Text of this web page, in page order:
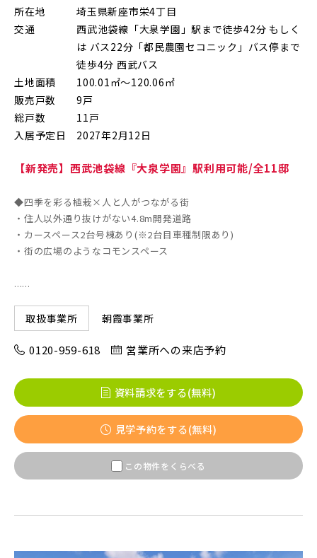
朝霞市(1)
志木市(0)
和光市(1)
新座市(2)
桶川市(2)
富士見市(0)
蓮田市(1)
白岡市(0)
埼玉・東部エリア(16)
春日部市(5) 草加市(0)
三郷市(2)
幸手市(0) 吉川市(0)
市川市(4) 船橋市(8)
八千代市(1)
鎌ケ谷市(2)
浦安市(0)
白井市(0)
千葉市(2)
千葉・常磐エリア(16)
松戸市(4)
野田市(1)
所在地
埼玉県新座市栄4丁目
交通
西武池袋線「大泉学園」駅まで徒歩42分 もしく
は バス22分「都民農園セコニック」バス停まで
徒歩4分 西武バス
土地面積
100.01㎡～120.06㎡
販売戸数
9戸
総戸数
11戸
入居予定日
2027年2月12日
【新発売】西武池袋線『大泉学園』駅利用可能/全11邸
◆四季を彩る植栽×人と人がつながる街
・住人以外通り抜けがない4.8m開発道路
・カースペース2台号棟あり(※2台目車種制限あり)
・街の広場のようなコモンスペース
......
取扱事業所 朝霞事業所
0120-959-618 営業所への来店予約
資料請求をする(無料)
見学予約をする(無料)
この物件をくらべる